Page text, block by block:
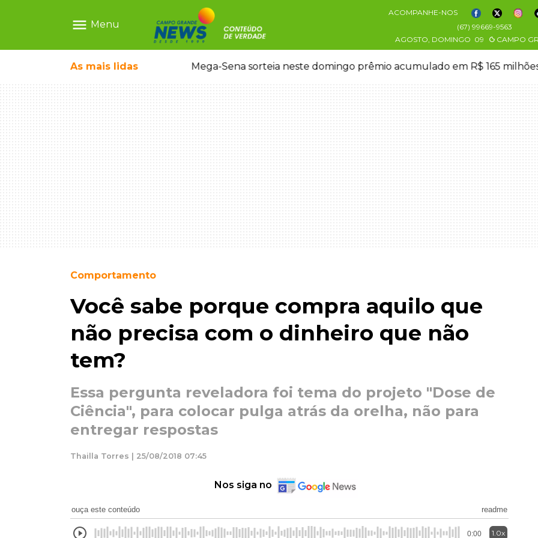
menu Menu
ACOMPANHE-NOS
(67) 99669-9563
AGOSTO, DOMINGO 09 CAMPO
As mais lidas
em sequestro de bebê na Capital Mega-Sena sorteia neste domingo prêmio acumulado em R$ 165
Comportamento
Você sabe porque compra aquilo que
não precisa com o dinheiro que não
tem?
Essa pergunta reveladora foi tema do projeto "Dose de
Ciência", para colocar pulga atrás da orelha, não para
entregar respostas
Thailla Torres | 25/08/2018 07:45
Nos siga no
ouça este conteúdo readme
0:00 1.0x